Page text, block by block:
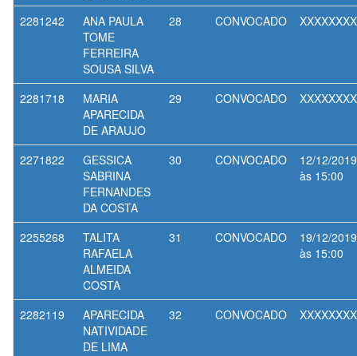
2281242
ANA PAULA
TOME
FERREIRA
SOUSA SILVA
28 CONVOCADO
2281718
MARIA
APARECIDA
DE ARAUJO
29 CONVOCADO
2271822
GESSICA
SABRINA
FERNANDES
DA COSTA
30 CONVOCADO
12/12/
às 15:00
2255268
TALITA
RAFAELA
ALMEIDA
COSTA
31 CONVOCADO
19/12/
às 15:00
2282119
APARECIDA
NATIVIDADE
DE LIMA
32 CONVOCADO